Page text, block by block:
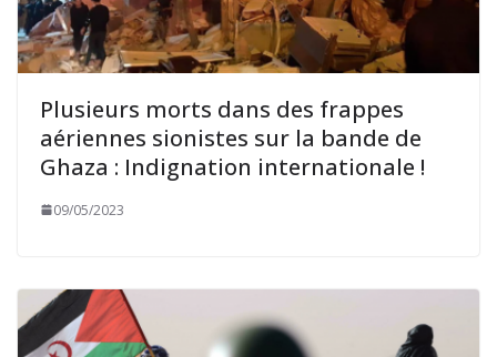
Plusieurs morts dans des frappes
aériennes sionistes sur la bande de
Ghaza : Indignation internationale !
09/05/2023